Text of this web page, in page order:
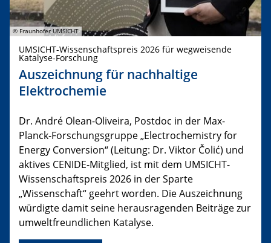
© Fraunhofer UMSICHT
UMSICHT-Wissenschaftspreis 2026 für wegweisende
Katalyse-Forschung
Auszeichnung für nachhaltige
Elektrochemie
Dr. André Olean-Oliveira, Postdoc in der Max-
Planck-Forschungsgruppe „Electrochemistry for
Energy Conversion“ (Leitung: Dr. Viktor Čolić) und
aktives CENIDE-Mitglied, ist mit dem UMSICHT-
Wissenschaftspreis 2026 in der Sparte
„Wissenschaft“ geehrt worden. Die Auszeichnung
würdigte damit seine herausragenden Beiträge zur
umweltfreundlichen Katalyse.